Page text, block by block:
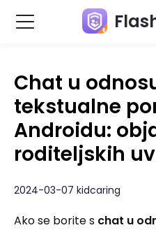
Chat u
tekstualne
Androidu:
roditeljskih
2024-03-07 kidcaring
Ako se borite s chat u